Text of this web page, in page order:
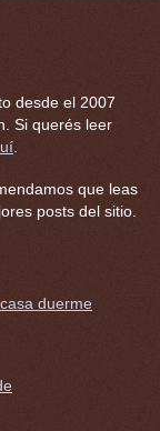
desde el 2007
Si querés leer
que leas
posts del sitio.
duerme